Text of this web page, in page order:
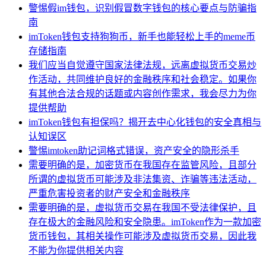
警惕假im钱包，识别假冒数字钱包的核心要点与防骗指
南
imToken钱包支持狗狗币，新手也能轻松上手的meme币
存储指南
我们应当自觉遵守国家法律法规，远离虚拟货币交易炒
作活动，共同维护良好的金融秩序和社会稳定。如果你
有其他合法合规的话题或内容创作需求，我会尽力为你
提供帮助
imToken钱包有担保吗？揭开去中心化钱包的安全真相与
认知误区
警惕imtoken助记词格式错误，资产安全的隐形杀手
需要明确的是，加密货币在我国存在监管风险，且部分
所谓的虚拟货币可能涉及非法集资、诈骗等违法活动，
严重危害投资者的财产安全和金融秩序
需要明确的是，虚拟货币交易在我国不受法律保护，且
存在极大的金融风险和安全隐患。imToken作为一款加密
货币钱包，其相关操作可能涉及虚拟货币交易，因此我
不能为你提供相关内容